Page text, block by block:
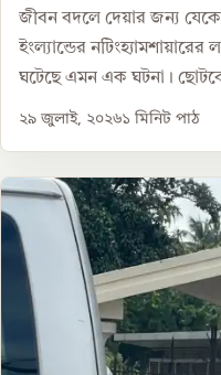
জীবন বদলে দেয়ার জন্য
ইংল্যান্ডের
ঘটেছে এমন এক ঘটনা।
২৯ জুলাই, ২০২৬১ মিনিট পাঠ